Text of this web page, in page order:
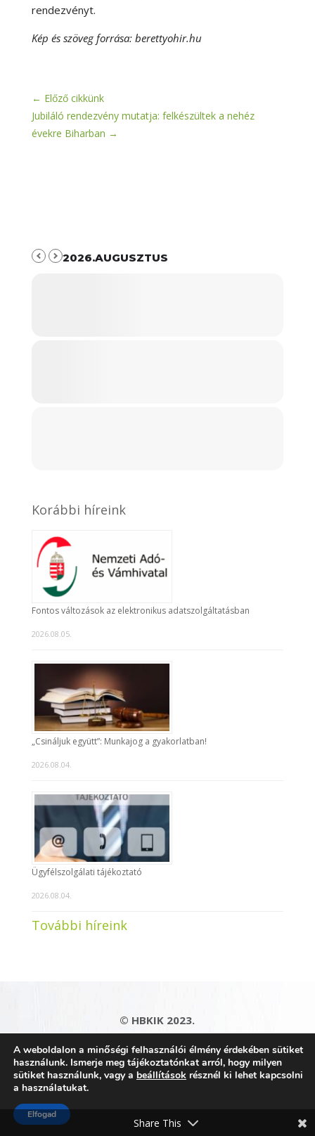
rendezvényt.
Kép és szöveg forrása: berettyohir.hu
← Előző cikkünk
Jubiláló rendezvény mutatja: felkészültek a nehéz
évekre Biharban →
2026.AUGUSZTUS
Korábbi híreink
Fontos változások az elektronikus adatszolgáltatásban
2026.08.05.
„Csináljuk együtt”: Munkajog a gyakorlatban!
2026.08.04.
Ügyfélszolgálati tájékoztató
2026.08.04.
További híreink
© HBKIK 2023.
Adatkezelési tájékoztató|Impresszum|
Kapcsolat|Honlaptérkép
A weboldalon a minőségi felhasználói élmény érdekében sütiket
használunk. Ismerje meg tájékoztatónkat arról, hogy milyen
sütiket használunk, vagy a beállítások résznél ki lehet kapcsolni
a használatukat.
Elfogad
Share This